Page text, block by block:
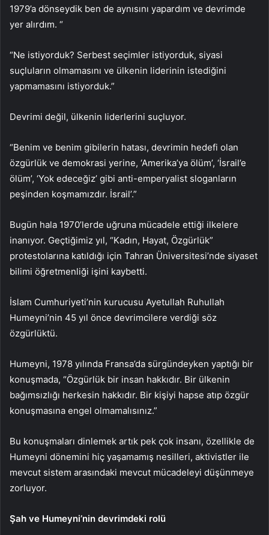
1979’a dönseydik ben de aynısını yapardım ve devrimde
yer alırdım. “
“Ne istiyorduk? Serbest seçimler istiyorduk, siyasi
suçluların olmamasını ve ülkenin liderinin istediğini
yapmamasını istiyorduk.”
Devrimi değil, ülkenin liderlerini suçluyor.
“Benim ve benim gibilerin hatası, devrimin hedefi olan
özgürlük ve demokrasi yerine, ‘Amerika’ya ölüm’, ‘İsrail’e
ölüm’, ‘Yok edeceğiz’ gibi anti-emperyalist sloganların
peşinden koşmamızdır. İsrail’.”
Bugün hala 1970’lerde uğruna mücadele ettiği ilkelere
inanıyor. Geçtiğimiz yıl, “Kadın, Hayat, Özgürlük”
protestolarına katıldığı için Tahran Üniversitesi’nde siyaset
bilimi öğretmenliği işini kaybetti.
İslam Cumhuriyeti’nin kurucusu Ayetullah Ruhullah
Humeyni’nin 45 yıl önce devrimcilere verdiği söz
özgürlüktü.
Humeyni, 1978 yılında Fransa’da sürgündeyken yaptığı bir
konuşmada, “Özgürlük bir insan hakkıdır. Bir ülkenin
bağımsızlığı herkesin hakkıdır. Bir kişiyi hapse atıp özgür
konuşmasına engel olmamalısınız.”
Bu konuşmaları dinlemek artık pek çok insanı, özellikle de
Humeyni dönemini hiç yaşamamış nesilleri, aktivistler ile
mevcut sistem arasındaki mevcut mücadeleyi düşünmeye
zorluyor.
Şah ve Humeyni’nin devrimdeki rolü